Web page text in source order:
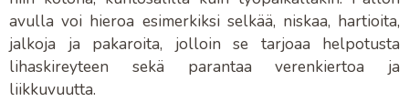
avulla voi hieroa esimerkiksi selkää, niskaa, hartioita,
jalkoja ja pakaroita, jolloin se tarjoaa helpotusta
lihaskireyteen sekä parantaaverenkiertoa ja
liikkuvuutta.